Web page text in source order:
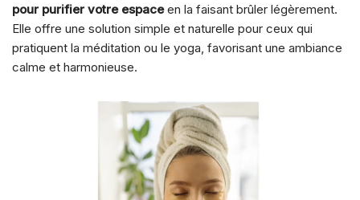
pour purifier votre espaceen la faisant brûler légèrement.
Elle offre une solution simple et naturelle pour ceux qui
pratiquent la méditation ou le yoga, favorisant une ambiance
calme et harmonieuse.